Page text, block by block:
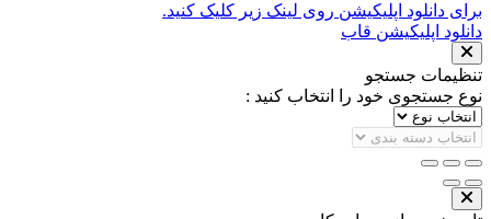
برای دانلود اپلیکیشن روی لینک زیر کلیک کنید.
دانلود اپلیکیشن قاب
تنظیمات جستجو
نوع جستجوی خود را انتخاب کنید :